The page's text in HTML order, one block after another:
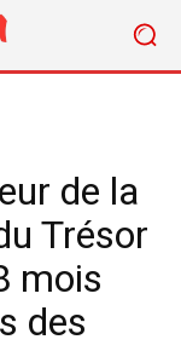
de la
Trésor
mois
des